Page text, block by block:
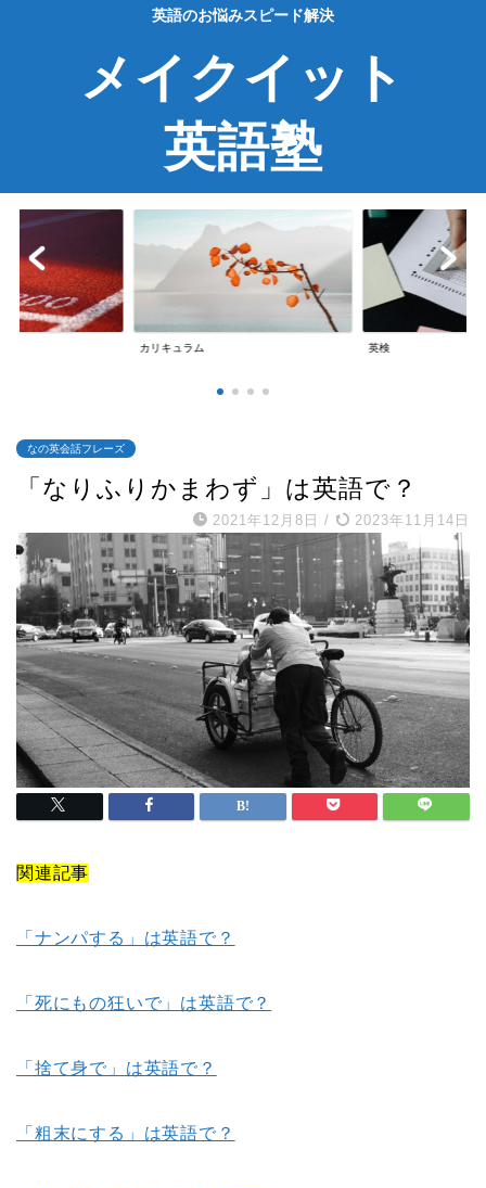
英語のお悩みスピード解決
メイクイット
英語塾
英検 英会話
なの英会話フレーズ
「なりふりかまわず」は英語で？
2021年12月8日 / 2023年11月14日
関連記事
「ナンパする」は英語で？
「死にもの狂いで」は英語で？
「捨て身で」は英語で？
「粗末にする」は英語で？